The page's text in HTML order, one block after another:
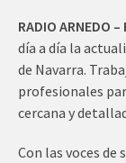
RADIO ARNEDO
día a día la
de Navarra.
profesionales
cercana y
Con las voces